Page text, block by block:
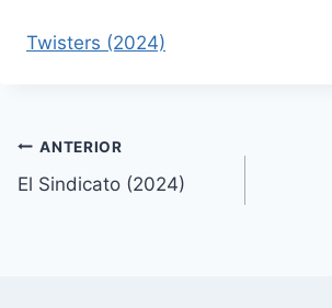
Twisters (2024)
Navegación
de
ANTERIOR
El Sindicato (2024)